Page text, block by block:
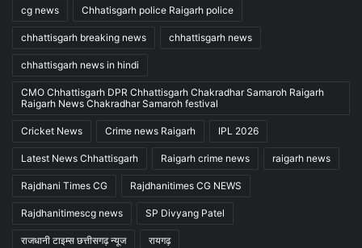
cg news Chhatisgarh police Raigarh police
chhattisgarh breaking news chhattisgarh news
chhattisgarh news in hindi
CMO Chhattisgarh DPR Chhattisgarh Chakradhar Samaroh Raigarh
Raigarh News Chakradhar Samaroh festival
Cricket News Crime news Raigarh IPL 2026
Latest News Chhattisgarh Raigarh crime news raigarh news
Rajdhani Times CG Rajdhanitimes CG NEWS
Rajdhanitimescg news SP Divyang Patel
राजधानी टाइम्स छत्तीसगढ़ न्यूज रायगढ़